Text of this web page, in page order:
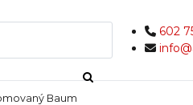
602
Baum